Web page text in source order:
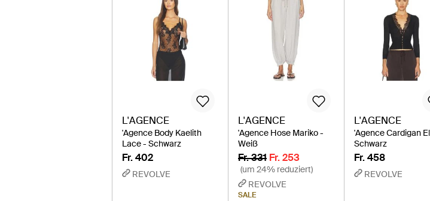
L'AGENCE
'Agence Body Kaelith
Lace - Schwarz
Fr. 402
REVOLVE
L'AGENCE
'Agence Hose Mariko -
Weiß
Fr. 331 Fr. 253
(um 24% reduziert)
REVOLVE
SALE
L'AGENCE
'Agence Cardigan
Schwarz
Fr. 458
REVOLVE